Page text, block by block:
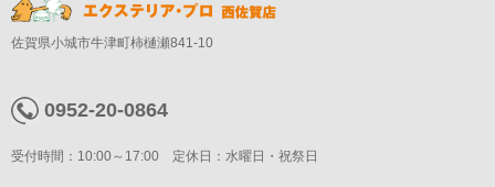
佐賀県小城市牛津町柿樋瀬841-10
0952-20-0864
受付時間：10:00～17:00 定休日：水曜日・祝祭日